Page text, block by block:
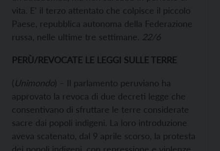
vita. E' il terzo attentato che colpisce il piccolo
Paese, repubblica autonoma della Federazione
russa, nelle ultime tre settimane. 22/6
PERÙ/REVOCATE LE LEGGI SULLE TERRE
(Unimondo) – Il parlamento peruviano ha
approvato la revoca di due decreti legge che
consentivano di sfruttare le terre considerate
sacre dai popoli indigeni. La loro introduzione
aveva scatenato, dal 9 aprile scorso, la protesta